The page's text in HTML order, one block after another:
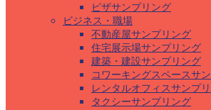
ピザサンプリング
ビジネス・職場
不動産屋サンプリング
住宅展示場サンプリング
建築・建設サンプリング
コワーキングスペースサ
レンタルオフィスサンプ
タクシーサンプリング